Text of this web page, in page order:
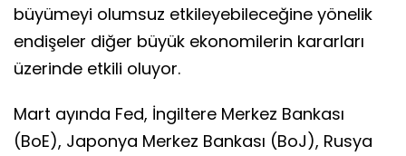
büyümeyi olumsuz etkileyebileceğine yönelik
endişeler diğer büyük ekonomilerin kararları
üzerinde etkili oluyor.
Mart ayında Fed, İngiltere Merkez Bankası
(BoE), Japonya Merkez Bankası (BoJ), Rusya